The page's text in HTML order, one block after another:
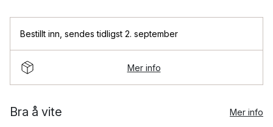
Bestillt inn sendes tidligst 2. september
Mer info
Bra å vite Mer info